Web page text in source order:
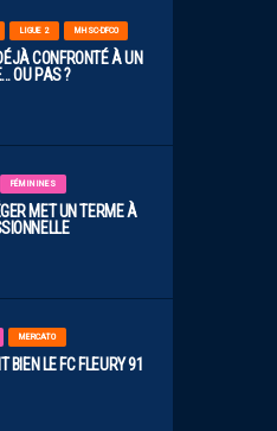
LIGUE 2 MHSC-DFCO
CONFRONTÉ À UN
OU PAS ?
FÉMININES
MET UN TERME À
MERCATO
BIEN LE FC FLEURY 91